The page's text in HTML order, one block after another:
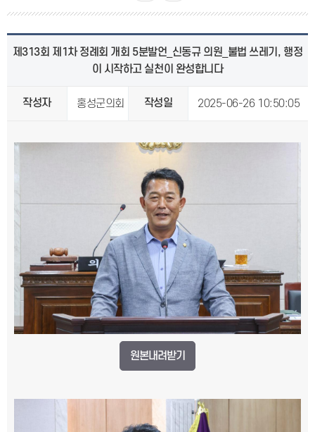
제313회 제1차 정례회 개회 5분발언_신동규 의원_불법 쓰레기, 행정
이 시작하고 실천이 완성합니다
작성자 홍성군의회 작성일 2025-06-26 10:50:05
원본내려받기